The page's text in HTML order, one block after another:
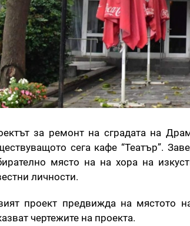
за ремонт на сградата на
сега кафе “Театър”.
място на на хора на
личности.
проект предвижда на мястото
чертежите на проекта.